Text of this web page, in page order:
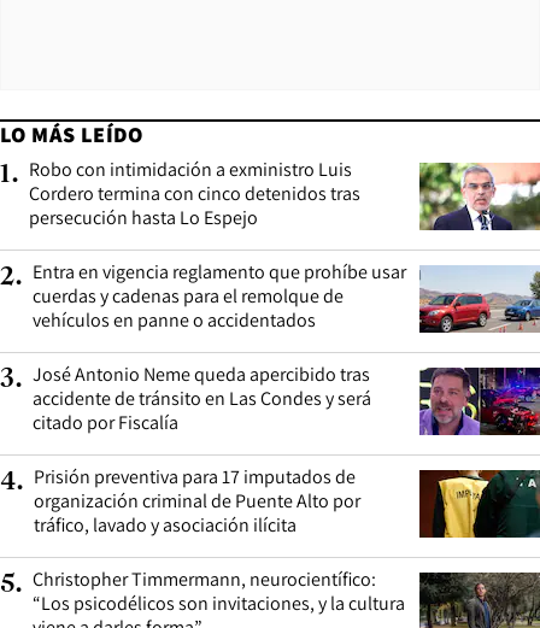
LO MÁS LEÍDO
1. Robo con intimidación a exministro Luis
Cordero termina con cinco detenidos tras
persecución hasta Lo Espejo
2. Entra en vigencia reglamento que prohíbe usar
cuerdas y cadenas para el remolque de
vehículos en panne o accidentados
3. José Antonio Neme queda apercibido tras
accidente de tránsito en Las Condes y será
citado por Fiscalía
4. Prisión preventiva para 17 imputados de
organización criminal de Puente Alto por
tráfico, lavado y asociación ilícita
5. Christopher Timmermann, neurocientífico:
“Los psicodélicos son invitaciones, y la cultura